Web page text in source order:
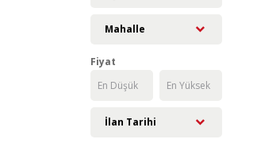
Mahalle
Fiyat
İlan Tarihi